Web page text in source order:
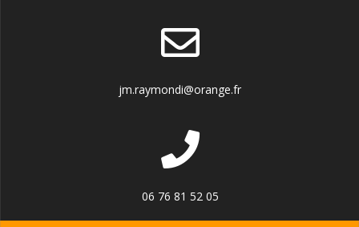
jm.raymondi@orange.fr
06 76 81 52 05